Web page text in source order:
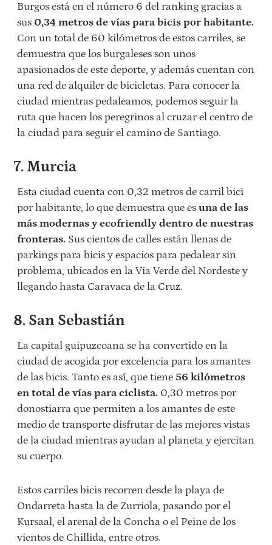
Burgos está en el número 6 del ranking gracias a
sus 0,34 metros de vías para bicis por habitante.
Con un total de 60 kilómetros de estos carriles, se
demuestra que los burgaleses son unos
apasionados de este deporte, y además cuentan con
una red de alquiler de bicicletas. Para conocer la
ciudad mientras pedaleamos, podemos seguir la
ruta que hacen los peregrinos al cruzar el centro de
la ciudad para seguir el camino de Santiago.
7. Murcia
Esta ciudad cuenta con 0,32 metros de carril bici
por habitante, lo que demuestra que es una de las
más modernas y ecofriendly dentro de nuestras
fronteras. Sus cientos de calles están llenas de
parkings para bicis y espacios para pedalear sin
problema, ubicados en la Vía Verde del Nordeste y
llegando hasta Caravaca de la Cruz.
8. San Sebastián
La capital guipuzcoana se ha convertido en la
ciudad de acogida por excelencia para los amantes
de las bicis. Tanto es así, que tiene 56 kilómetros
en total de vías para ciclista. 0,30 metros por
donostiarra que permiten a los amantes de este
medio de transporte disfrutar de las mejores vistas
de la ciudad mientras ayudan al planeta y ejercitan
su cuerpo.
Estos carriles bicis recorren desde la playa de
Ondarreta hasta la de Zurriola, pasando por el
Kursaal, el arenal de la Concha o el Peine de los
vientos de Chillida, entre otros.